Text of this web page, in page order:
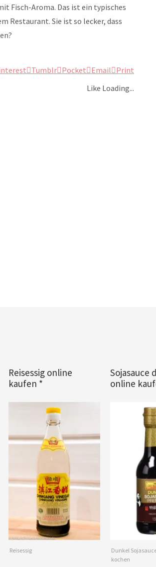
Fisch-Aroma. Das ist ein typisches
Restaurant. Sie ist so lecker, dass
Tumblr Pocket Email Print
Like Loading...
Reisessig online
kaufen *
Reisessig
Sojasauce
online
Dunkel
kochen